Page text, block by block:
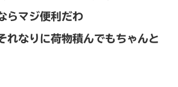
らマジ便利だわ
れなりに荷物積んでもちゃんと